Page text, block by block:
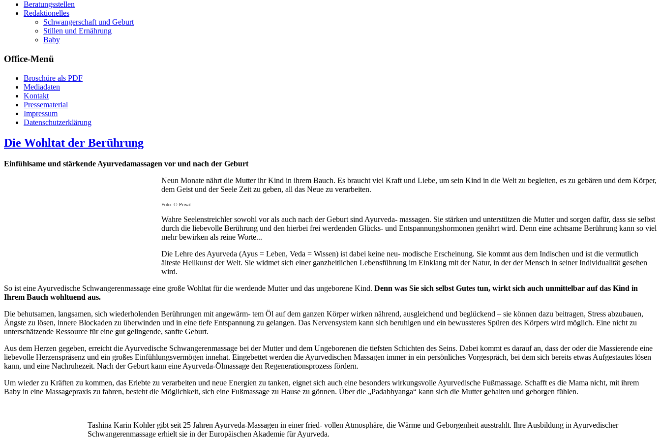
Beratungsstellen
Redaktionelles
Schwangerschaft und Geburt
Stillen und Ernährung
Baby
Office-Menü
Broschüre als PDF
Mediadaten
Kontakt
Pressematerial
Impressum
Datenschutzerklärung
Die Wohltat der Berührung
Einfühlsame und stärkende Ayurvedamassagen vor und nach der Geburt
Neun Monate nährt die Mutter ihr Kind in ihrem Bauch. Es braucht viel Kraft und Liebe, um sein Kind in die Welt zu begleiten, es zu gebären und dem Körper,
dem Geist und der Seele Zeit zu geben, all das Neue zu verarbeiten.
Foto: © Privat
Wahre Seelenstreichler sowohl vor als auch nach der Geburt sind Ayurveda- massagen. Sie stärken und unterstützen die Mutter und sorgen dafür, dass sie selbst
durch die liebevolle Berührung und den hierbei frei werdenden Glücks- und Entspannungshormonen genährt wird. Denn eine achtsame Berührung kann so viel
mehr bewirken als reine Worte...
Die Lehre des Ayurveda (Ayus = Leben, Veda = Wissen) ist dabei keine neu- modische Erscheinung. Sie kommt aus dem Indischen und ist die vermutlich
älteste Heilkunst der Welt. Sie widmet sich einer ganzheitlichen Lebensführung im Einklang mit der Natur, in der der Mensch in seiner Individualität gesehen
wird.
So ist eine Ayurvedische Schwangerenmassage eine große Wohltat für die werdende Mutter und das ungeborene Kind. Denn was Sie sich selbst Gutes tun, wirkt sich auch unmittelbar auf das Kind in
Ihrem Bauch wohltuend aus.
Die behutsamen, langsamen, sich wiederholenden Berührungen mit angewärm- tem Öl auf dem ganzen Körper wirken nährend, ausgleichend und beglückend – sie können dazu beitragen, Stress abzubauen,
Ängste zu lösen, innere Blockaden zu überwinden und in eine tiefe Entspannung zu gelangen. Das Nervensystem kann sich beruhigen und ein bewussteres Spüren des Körpers wird möglich. Eine nicht zu
unterschätzende Ressource für eine gut gelingende, sanfte Geburt.
Aus dem Herzen gegeben, erreicht die Ayurvedische Schwangerenmassage bei der Mutter und dem Ungeborenen die tiefsten Schichten des Seins. Dabei kommt es darauf an, dass der oder die Massierende eine
liebevolle Herzenspräsenz und ein großes Einfühlungsvermögen innehat. Eingebettet werden die Ayurvedischen Massagen immer in ein persönliches Vorgespräch, bei dem sich bereits etwas Aufgestautes lösen
kann, und eine Nachruhezeit. Nach der Geburt kann eine Ayurveda-Ölmassage den Regenerationsprozess fördern.
Um wieder zu Kräften zu kommen, das Erlebte zu verarbeiten und neue Energien zu tanken, eignet sich auch eine besonders wirkungsvolle Ayurvedische Fußmassage. Schafft es die Mama nicht, mit ihrem
Baby in eine Massagepraxis zu fahren, besteht die Möglichkeit, sich eine Fußmassage zu Hause zu gönnen. Über die „Padabhyanga“ kann sich die Mutter gehalten und geborgen fühlen.
Tashina Karin Kohler gibt seit 25 Jahren Ayurveda-Massagen in einer fried- vollen Atmosphäre, die Wärme und Geborgenheit ausstrahlt. Ihre Ausbildung in Ayurvedischer
Schwangerenmassage erhielt sie in der Europäischen Akademie für Ayurveda.